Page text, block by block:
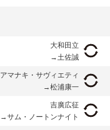
大和田立
土佐誠
アマナキ・サヴィエティ
松浦康一
吉廣広征
サム・ノートンナイト